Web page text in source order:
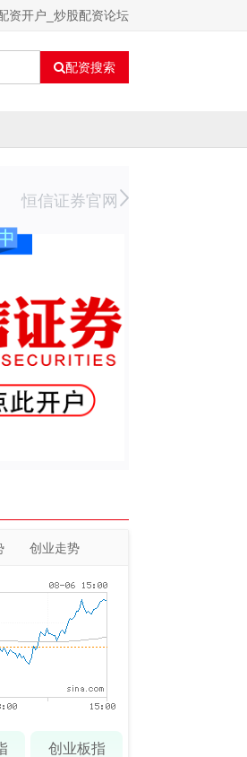
资开户_炒股配资论坛
配资搜索
恒信证券官网
创业走势
创业板指